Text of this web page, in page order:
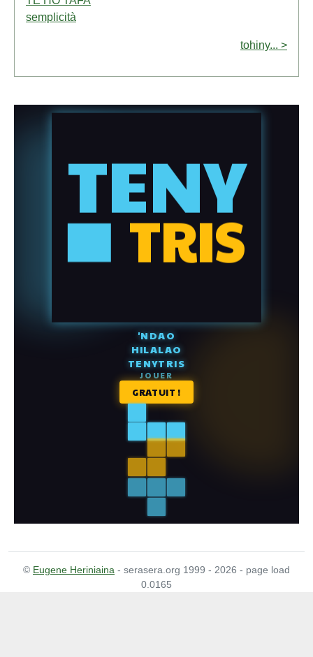
semplicità
tohiny... >
© Eugene Heriniaina - serasera.org 1999 - 2026 - page load
0.0165